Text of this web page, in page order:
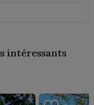
intéressants